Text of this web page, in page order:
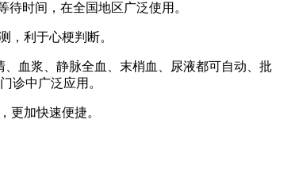
时间，在全国地区广泛使用。
，利于心梗判断。
血浆、静脉全血、末梢血、尿液都可自动、批
诊中广泛应用。
更加快速便捷。